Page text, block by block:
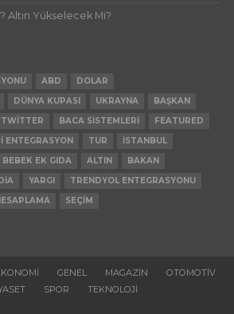
Altın Yükselecek Mi?
ABD
DOLAR
DÜNYA KUPASI UKRAYNA
BAŞKAN
TWITTER BACA SISTEMLERI
FEATURED
ENTEGRASYON TUR
İSTANBUL
BEBEK EK GIDA ALTIN
BAKAN
YARGI
TRENDYOL ENTEGRASYONU
SEÇIM
GENEL MAGAZIN
OTOMOTIV
SPOR TEKNOLOJI